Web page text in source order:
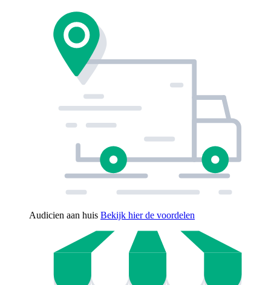
Audicien aan huis Bekijk hier de voordelen